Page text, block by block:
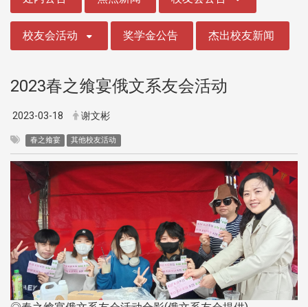
校友会活动 奖学金公告 杰出校友新闻
2023春之飨宴俄文系友会活动
2023-03-18 谢文彬
春之飨宴 其他校友活动